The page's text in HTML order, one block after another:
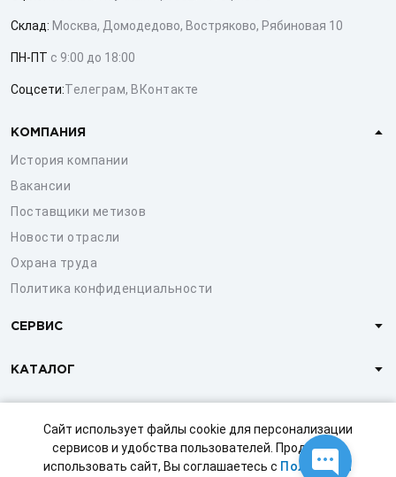
Сайт использует файлы cookie для персонализации
сервисов и удобства пользователей. Продолжая
использовать сайт, Вы соглашаетесь с Политикой
Склад: Москва, Домодедово, Востряково, Рябиновая 10
ПН-ПТ с 9:00 до 18:00
Соцсети:Телеграм, ВКонтакте
КОМПАНИЯ
История компании
Вакансии
Поставщики метизов
Новости отрасли
Охрана труда
Политика конфиденциальности
СЕРВИС
КАТАЛОГ